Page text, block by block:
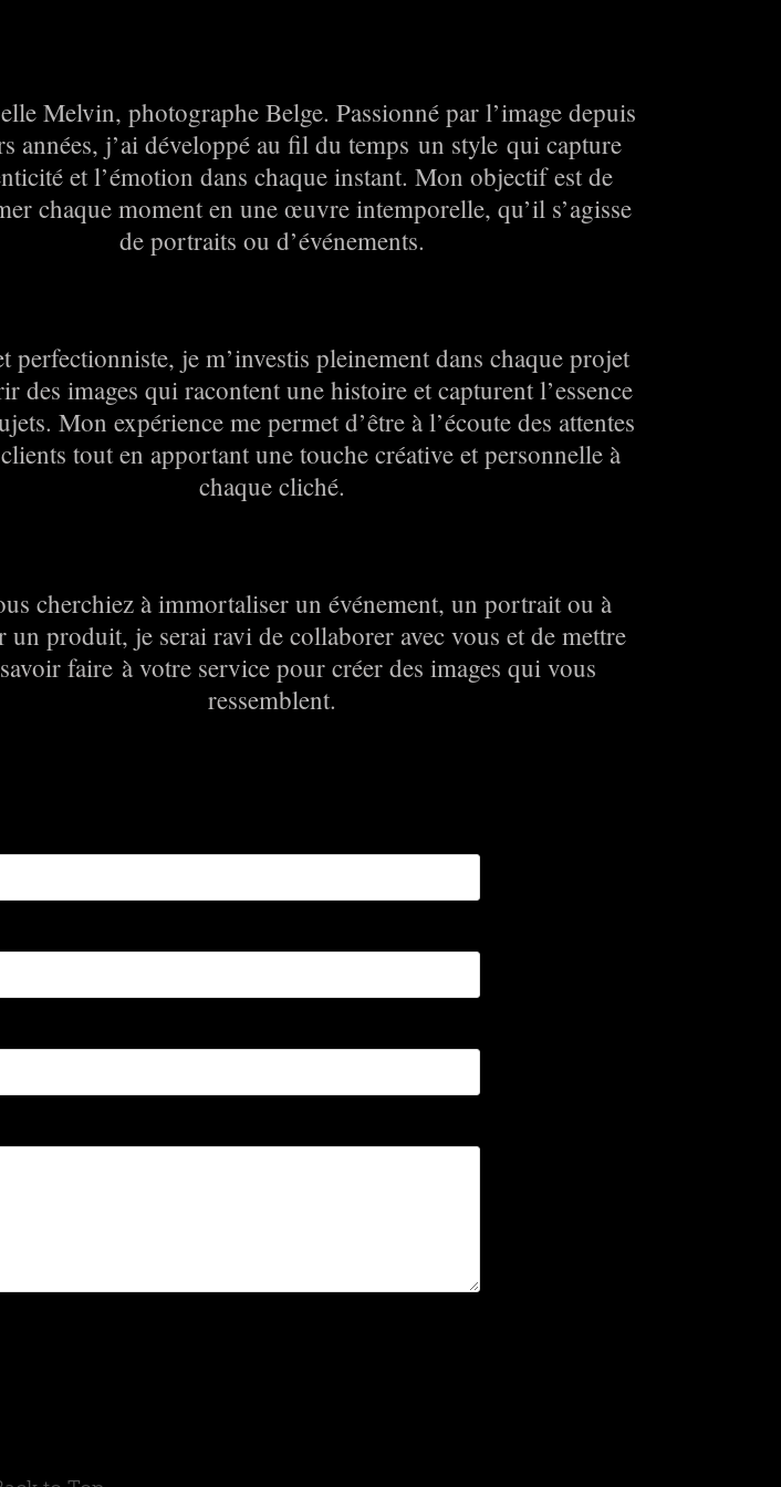
Melvin, photographe Belge. Passionné par l’image depuis
années, j’ai développé au fil du temps un style qui capture
et l’émotion dans chaque instant. Mon objectif est de
chaque moment en une œuvre intemporelle, qu’il s’agisse
de portraits ou d’événements.
perfectionniste, je m’investis pleinement dans chaque projet
des images qui racontent une histoire et capturent l’essence
Mon expérience me permet d’être à l’écoute des attentes
tout en apportant une touche créative et personnelle à
chaque cliché.
cherchiez à immortaliser un événement, un portrait ou à
un produit, je serai ravi de collaborer avec vous et de mettre
faire à votre service pour créer des images qui vous
ressemblent.